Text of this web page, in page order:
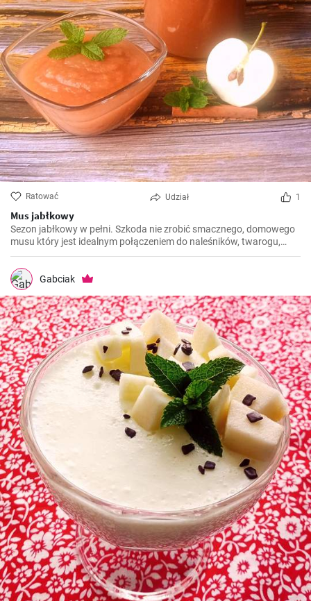
Ratować Udział 1
Mus jabłkowy
Sezon jabłkowy w pełni. Szkoda nie zrobić smacznego, domowego
musu który jest idealnym połączeniem do naleśników, twarogu,
owsianki.
Gabciak